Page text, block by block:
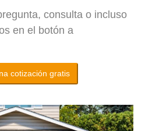
consulta o incluso
en el botón a
cotización gratis